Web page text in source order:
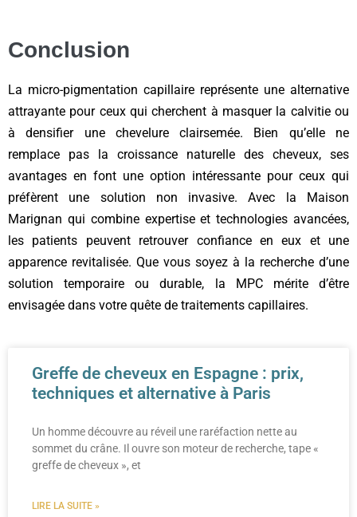
Conclusion
La micro-pigmentation capillaire représente une alternative
attrayante pour ceux qui cherchent à masquer la calvitie ou
à densifier une chevelure clairsemée. Bien qu’elle ne
remplace pas la croissance naturelle des cheveux, ses
avantages en font une option intéressante pour ceux qui
préfèrent une solution non invasive. Avec la Maison
Marignan qui combine expertise et technologies avancées,
les patients peuvent retrouver confiance en eux et une
apparence revitalisée. Que vous soyez à la recherche d’une
solution temporaire ou durable, la MPC mérite d’être
envisagée dans votre quête de traitements capillaires.
Greffe de cheveux en Espagne : prix,
techniques et alternative à Paris
Un homme découvre au réveil une raréfaction nette au
sommet du crâne. Il ouvre son moteur de recherche, tape «
greffe de cheveux », et
LIRE LA SUITE »